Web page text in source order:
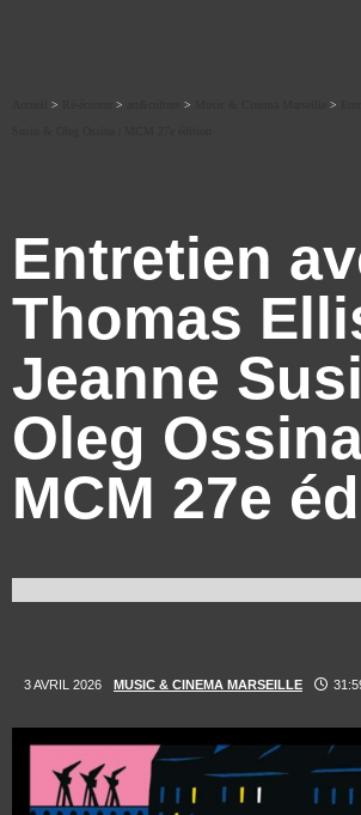
> > > >
Entretien
Thomas
Jeanne
Oleg
MCM 27e
3 AVRIL 2026 MUSIC & CINEMA MARSEILLE